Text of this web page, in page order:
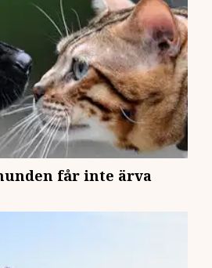
får inte ärva